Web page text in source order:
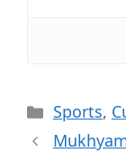
Sports,